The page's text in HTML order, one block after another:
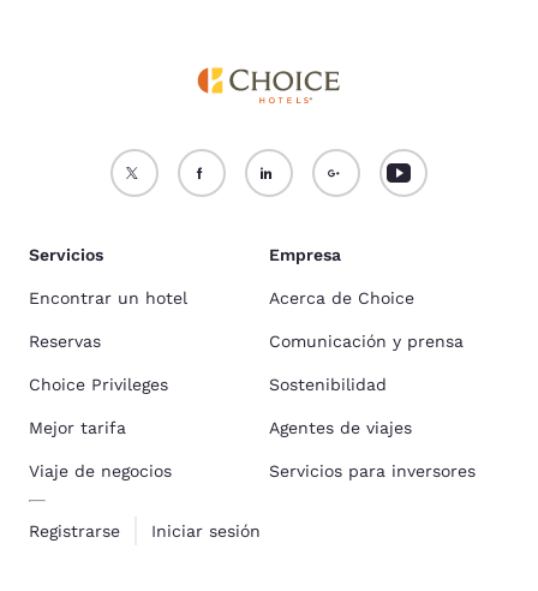
Servicios
Encontrar un hotel
Reservas
Choice Privileges
Mejor tarifa
Viaje de negocios
Registrarse Iniciar sesión
Empresa
Acerca de Choice
Comunicación y prensa
Sostenibilidad
Agentes de viajes
Servicios para inversores